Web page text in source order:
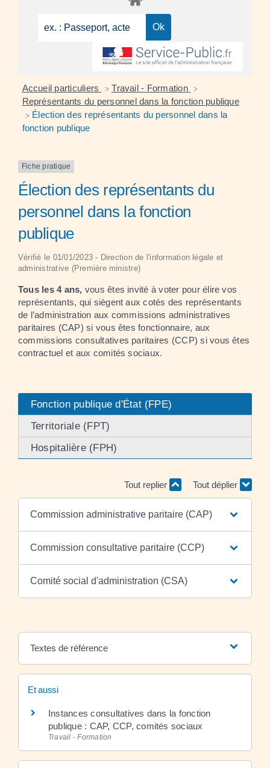
Accueil particuliers > Travail - Formation >
Représentants du personnel dans la fonction publique
> Élection des représentants du personnel dans la
fonction publique
Fiche pratique
Élection des représentants du
personnel dans la fonction
publique
Vérifié le 01/01/2023 - Direction de l'information légale et
administrative (Première ministre)
Tous les 4 ans, vous êtes invité à voter pour élire vos
représentants, qui siègent aux cotés des représentants
de l’administration aux commissions administratives
paritaires (CAP) si vous êtes fonctionnaire, aux
commissions consultatives paritaires (CCP) si vous êtes
contractuel et aux comités sociaux.
Fonction publique d'État (FPE)
Territoriale (FPT)
Hospitalière (FPH)
Tout replier Tout déplier
Commission administrative paritaire (CAP)
Commission consultative paritaire (CCP)
Comité social d'administration (CSA)
Textes de référence
Et aussi
Instances consultatives dans la fonction
publique : CAP, CCP, comités sociaux
Travail - Formation